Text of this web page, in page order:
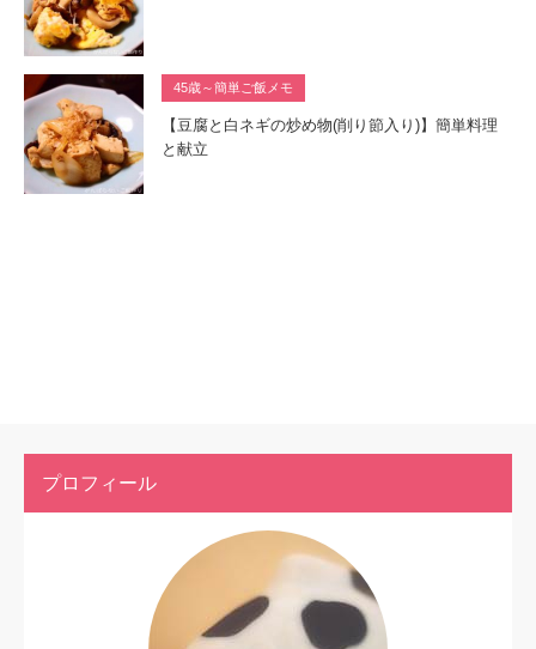
45歳～簡単ご飯メモ
【豆腐と白ネギの炒め物(削り節入り)】簡単料理
と献立
プロフィール